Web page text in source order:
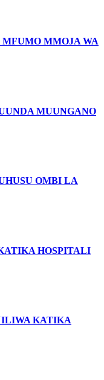
MMOJA WA
MUUNGANO
OMBI LA
HOSPITALI
KATIKA